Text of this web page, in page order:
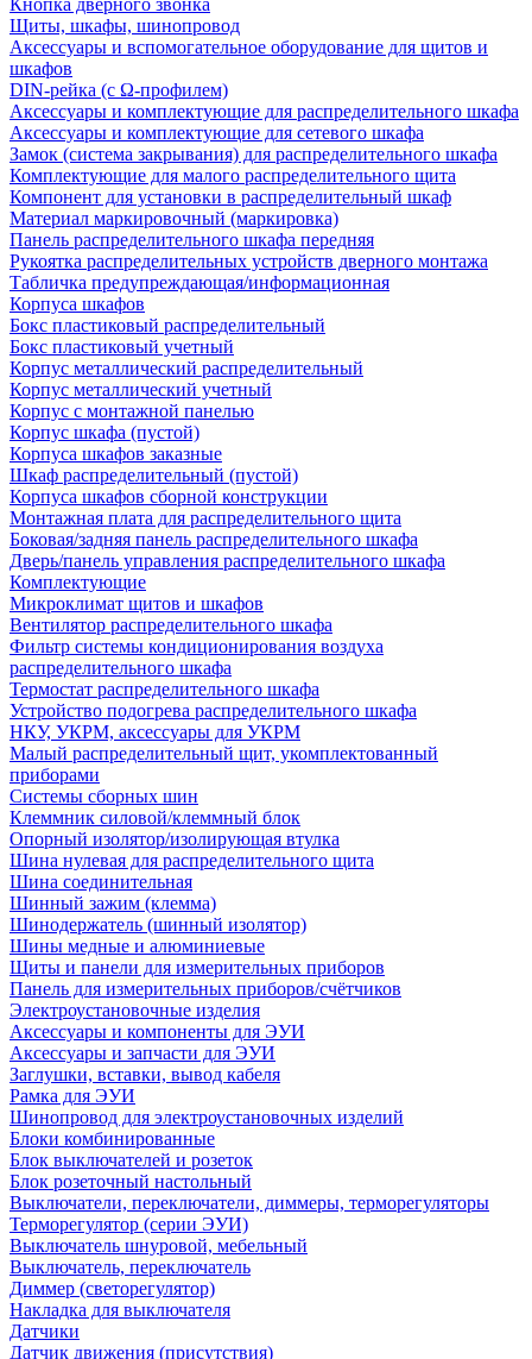
Кнопка дверного звонка
Щиты, шкафы, шинопровод
Аксессуары и вспомогательное оборудование для щитов и
шкафов
DIN-рейка (с Ω-профилем)
Аксессуары и комплектующие для распределительного шкафа
Аксессуары и комплектующие для сетевого шкафа
Замок (система закрывания) для распределительного шкафа
Комплектующие для малого распределительного щита
Компонент для установки в распределительный шкаф
Материал маркировочный (маркировка)
Панель распределительного шкафа передняя
Рукоятка распределительных устройств дверного монтажа
Табличка предупреждающая/информационная
Корпуса шкафов
Бокс пластиковый распределительный
Бокс пластиковый учетный
Корпус металлический распределительный
Корпус металлический учетный
Корпус с монтажной панелью
Корпус шкафа (пустой)
Корпуса шкафов заказные
Шкаф распределительный (пустой)
Корпуса шкафов сборной конструкции
Монтажная плата для распределительного щита
Боковая/задняя панель распределительного шкафа
Дверь/панель управления распределительного шкафа
Комплектующие
Микроклимат щитов и шкафов
Вентилятор распределительного шкафа
Фильтр системы кондиционирования воздуха
распределительного шкафа
Термостат распределительного шкафа
Устройство подогрева распределительного шкафа
НКУ, УКРМ, аксессуары для УКРМ
Малый распределительный щит, укомплектованный
приборами
Системы сборных шин
Клеммник силовой/клеммный блок
Опорный изолятор/изолирующая втулка
Шина нулевая для распределительного щита
Шина соединительная
Шинный зажим (клемма)
Шинодержатель (шинный изолятор)
Шины медные и алюминиевые
Щиты и панели для измерительных приборов
Панель для измерительных приборов/счётчиков
Электроустановочные изделия
Аксессуары и компоненты для ЭУИ
Аксессуары и запчасти для ЭУИ
Заглушки, вставки, вывод кабеля
Рамка для ЭУИ
Шинопровод для электроустановочных изделий
Блоки комбинированные
Блок выключателей и розеток
Блок розеточный настольный
Выключатели, переключатели, диммеры, терморегуляторы
Терморегулятор (серии ЭУИ)
Выключатель шнуровой, мебельный
Выключатель, переключатель
Диммер (светорегулятор)
Накладка для выключателя
Датчики
Датчик движения (присутствия)